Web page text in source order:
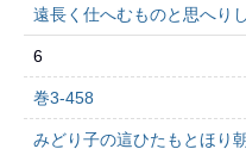
遠長く仕へむものと思へり
6
巻3-458
みどり子の這ひたもとほり